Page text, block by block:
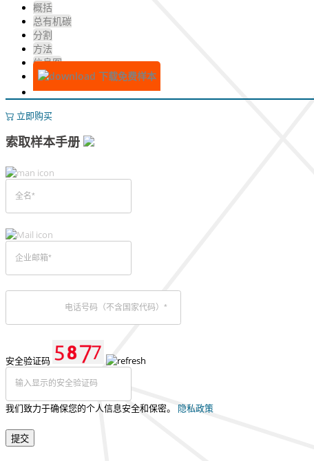
概括
总有机碳
分割
方法
信息图
下载免费样本
立即购买
索取样本手册
安全验证码
我们致力于确保您的个人信息安全和保密。 隐私政策
提交